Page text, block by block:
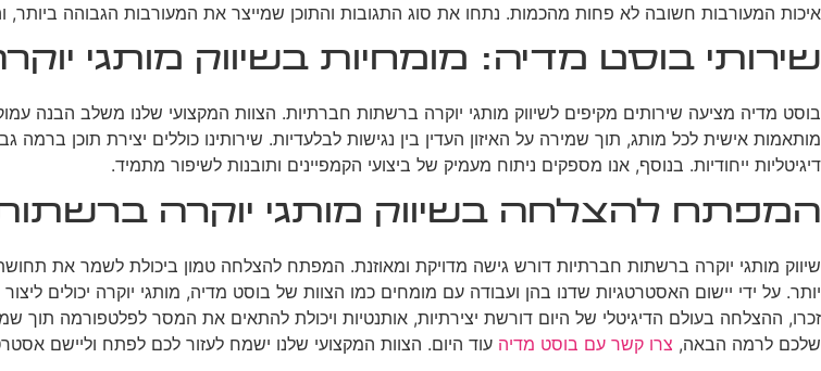
איכות המעורבות חשובה לא פחות מהכמות. נתחו את סוג התגובות והתוכן שמייצר את המעורבות הגבוהה
שירותי בוסט מדיה: מומחיות בשיווק מותגי
בוסט מדיה מציעה שירותים מקיפים לשיווק מותגי יוקרה ברשתות חברתיות. הצוות המקצועי שלנו משלב הבנה
מותאמות אישית לכל מותג, תוך שמירה על האיזון העדין בין נגישות לבלעדיות. שירותינו כוללים יצירת תוכן
דיגיטליות ייחודיות. בנוסף, אנו מספקים ניתוח מעמיק של ביצועי הקמפיינים ותובנות לשיפור מתמיד.
המפתח להצלחה בשיווק מותגי יוקרה
שיווק מותגי יוקרה ברשתות חברתיות דורש גישה מדויקת ומאוזנת. המפתח להצלחה טמון ביכולת לשמר את
יותר. על ידי יישום האסטרטגיות שדנו בהן ועבודה עם מומחים כמו הצוות של בוסט מדיה, מותגי יוקרה יכולים
זכרו, ההצלחה בעולם הדיגיטלי של היום דורשת יצירתיות, אותנטיות ויכולת להתאים את המסר לפלטפורמה
שלכם לרמה הבאה, צרו קשר עם בוסט מדיה עוד היום. הצוות המקצועי שלנו ישמח לעזור לכם לפתח וליישם